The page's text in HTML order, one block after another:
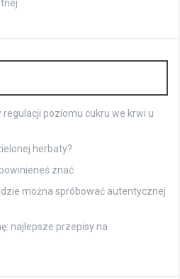
poziomu cukru we krwi u
herbaty?
znać
można spróbować autentycznej
najlepsze przepisy na